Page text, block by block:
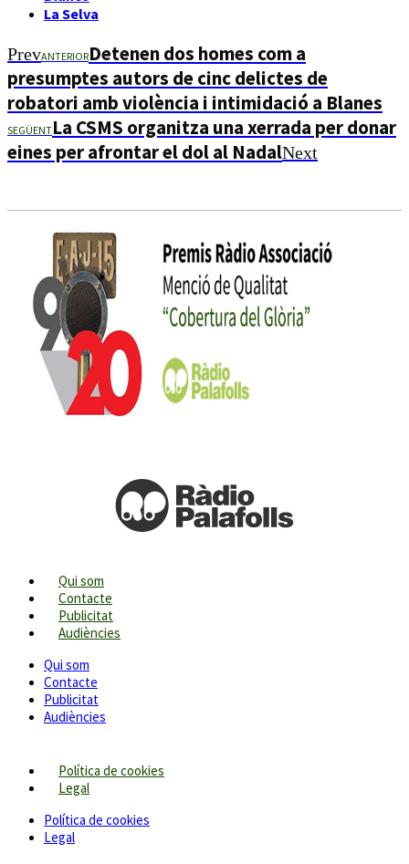
La Selva
PrevANTERIORDetenen dos homes com a
presumptes autors de cinc delictes de
robatori amb violència i intimidació a Blanes
SEGÜENTLa CSMS organitza una xerrada per donar
eines per afrontar el dol al NadalNext
Qui som
Contacte
Publicitat
Audiències
Qui som
Contacte
Publicitat
Audiències
Política de cookies
Legal
Política de cookies
Legal